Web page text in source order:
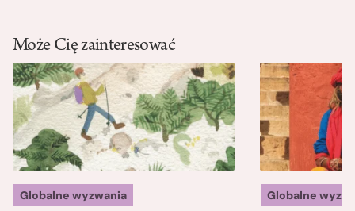
Może Cię zainteresować
Globalne wyzwania Globalne